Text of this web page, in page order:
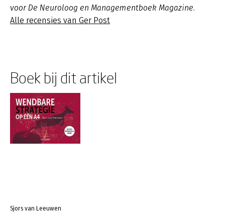
voor De Neuroloog en Managementboek Magazine.
Alle recensies van Ger Post
Boek bij dit artikel
Sjors van Leeuwen